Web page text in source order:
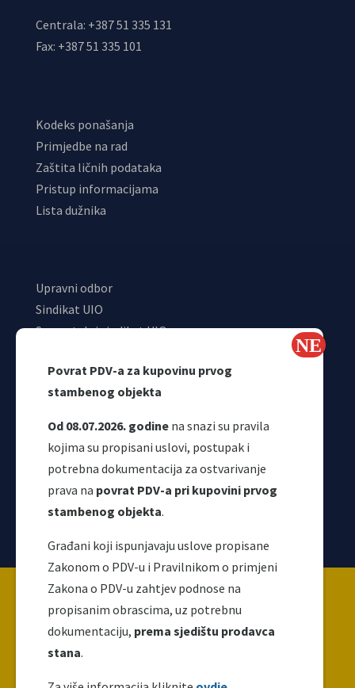
Povrat PDV-a za kupovinu prvog
stambenog objekta
Od 08.07.2026. godine na snazi su pravila
kojima su propisani uslovi, postupak i
potrebna dokumentacija za ostvarivanje
prava na povrat PDV-a pri kupovini prvog
stambenog objekta.
Građani koji ispunjavaju uslove propisane
Zakonom o PDV-u i Pravilnikom o primjeni
Zakona o PDV-u zahtjev podnose na
propisanim obrascima, uz potrebnu
dokumentaciju, prema sjedištu prodavca
stana.
Centrala: +387 51 335 131
Fax: +387 51 335 101
Kodeks ponašanja
Primjedbe na rad
Zaštita ličnih podataka
Pristup informacijama
Lista dužnika
Upravni odbor
Sindikat UIO
Samostalni sindikat UIO
Odjeljenje za makroekonomsku analizu
Korisni linkovi
Copyright ©2026 Uprava za indirektno / neizravno
oporezivanje BiH